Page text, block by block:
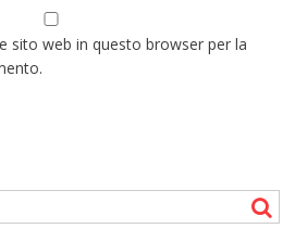
sito web in questo browser per la